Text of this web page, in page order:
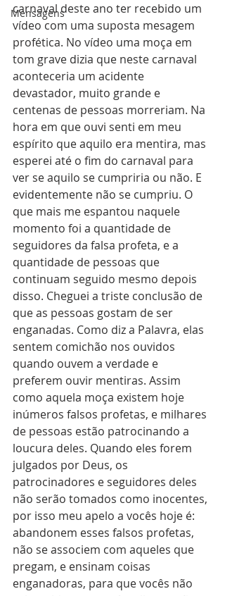
Mensagens
carnaval deste ano ter recebido um
vídeo com uma suposta mesagem
profética. No vídeo uma moça em
tom grave dizia que neste carnaval
aconteceria um acidente
devastador, muito grande e
centenas de pessoas morreriam. Na
hora em que ouvi senti em meu
espírito que aquilo era mentira, mas
esperei até o fim do carnaval para
ver se aquilo se cumpriria ou não. E
evidentemente não se cumpriu. O
que mais me espantou naquele
momento foi a quantidade de
seguidores da falsa profeta, e a
quantidade de pessoas que
continuam seguido mesmo depois
disso. Cheguei a triste conclusão de
que as pessoas gostam de ser
enganadas. Como diz a Palavra, elas
sentem comichão nos ouvidos
quando ouvem a verdade e
preferem ouvir mentiras. Assim
como aquela moça existem hoje
inúmeros falsos profetas, e milhares
de pessoas estão patrocinando a
loucura deles. Quando eles forem
julgados por Deus, os
patrocinadores e seguidores deles
não serão tomados como inocentes,
por isso meu apelo a vocês hoje é:
abandonem esses falsos profetas,
não se associem com aqueles que
pregam, e ensinam coisas
enganadoras, para que vocês não